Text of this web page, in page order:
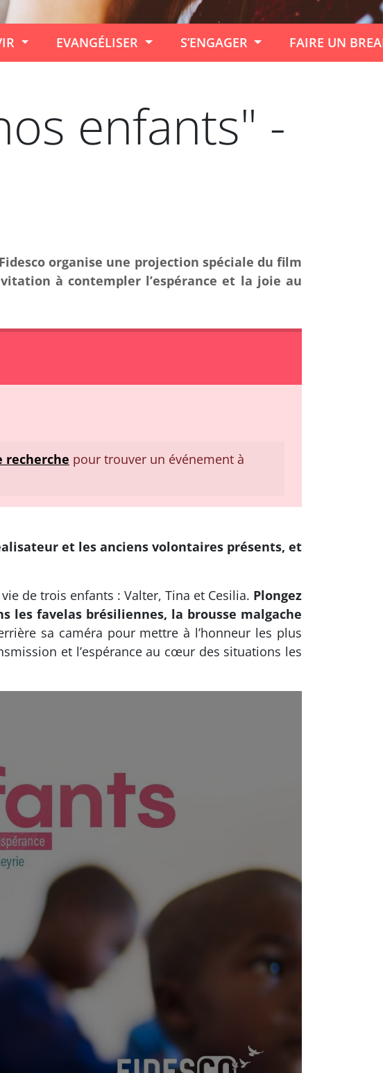
EVANGÉLISER S’ENGAGER FAIRE UN
enfants" -
organise une projection spéciale du film
à contempler l’espérance et la joie au
recherche pour trouver un événement à
et les anciens volontaires présents, et
de trois enfants : Valter, Tina et Cesilia. Plongez
favelas brésiliennes, la brousse malgache
sa caméra pour mettre à l’honneur les plus
et l’espérance au cœur des situations les